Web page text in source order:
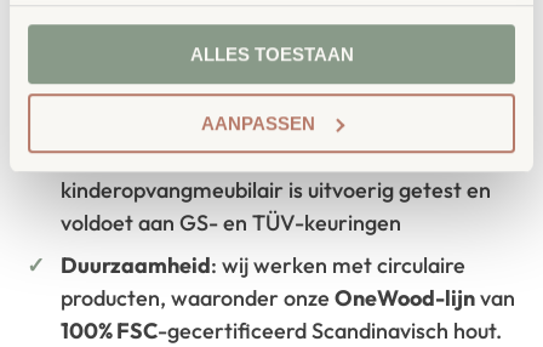
ALLES TOESTAAN
AANPASSEN
Waarom School Concept?
Maatwerk: ieder project start vanuit uw idee
en onze ervaring
Kwaliteit: al ons school- en
kinderopvangmeubilair is uitvoerig getest en
voldoet aan GS- en TÜV-keuringen
Duurzaamheid: wij werken met circulaire
producten, waaronder onzeOneWood-lijnvan
100% FSC-gecertificeerd Scandinavisch hout.